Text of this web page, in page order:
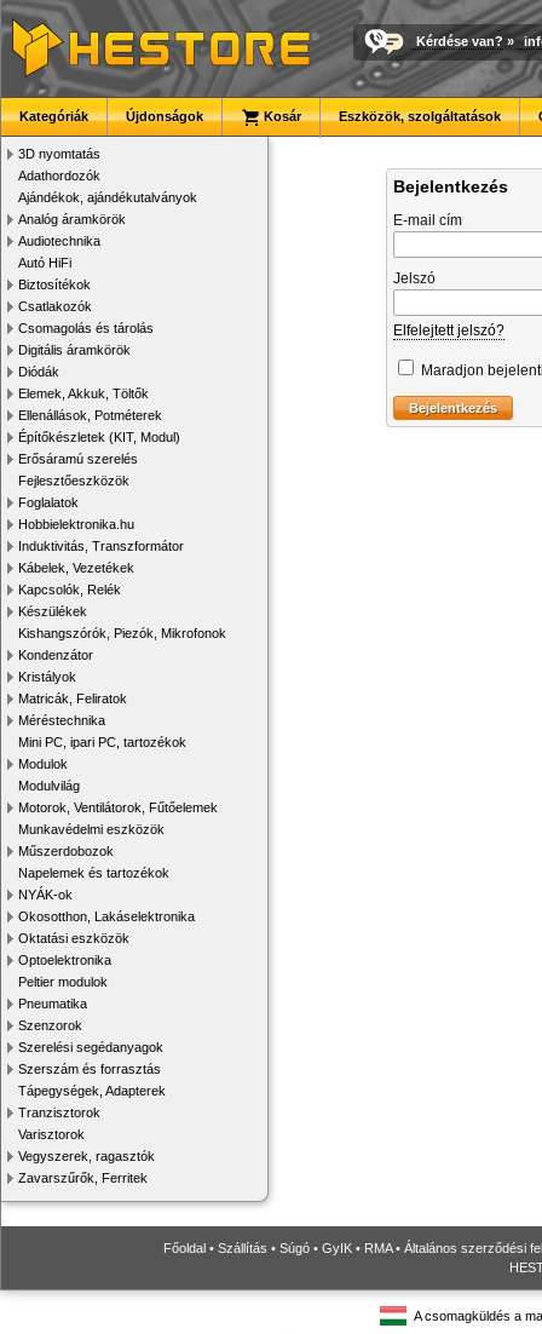
Kérdése van? »
Kategóriák Újdonságok Kosár Eszközök, szolgáltatások
3D nyomtatás
Adathordozók
Ajándékok, ajándékutalványok
Analóg áramkörök
Audiotechnika
Autó HiFi
Biztosítékok
Csatlakozók
Csomagolás és tárolás
Digitális áramkörök
Diódák
Elemek, Akkuk, Töltők
Ellenállások, Potméterek
Építőkészletek (KIT, Modul)
Erősáramú szerelés
Fejlesztőeszközök
Foglalatok
Hobbielektronika.hu
Induktivitás, Transzformátor
Kábelek, Vezetékek
Kapcsolók, Relék
Készülékek
Kishangszórók, Piezók, Mikrofonok
Kondenzátor
Kristályok
Matricák, Feliratok
Méréstechnika
Mini PC, ipari PC, tartozékok
Modulok
Modulvilág
Motorok, Ventilátorok, Fűtőelemek
Munkavédelmi eszközök
Műszerdobozok
Napelemek és tartozékok
NYÁK-ok
Okosotthon, Lakáselektronika
Oktatási eszközök
Optoelektronika
Peltier modulok
Pneumatika
Szenzorok
Szerelési segédanyagok
Szerszám és forrasztás
Tápegységek, Adapterek
Tranzisztorok
Varisztorok
Vegyszerek, ragasztók
Zavarszűrők, Ferritek
Bejelentkezés
E-mail cím
Jelszó
Elfelejtett jelszó?
Maradjon
Főoldal • Szállítás • Súgó • GyIK • RMA• Általános szerződési
A csomagküldés a